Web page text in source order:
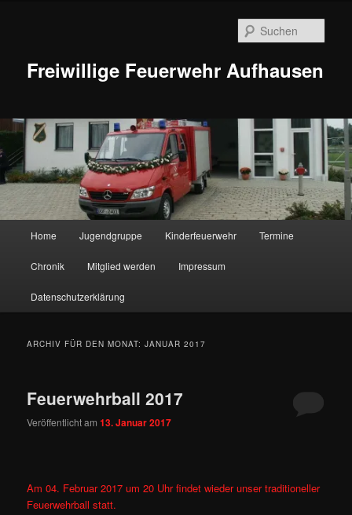
Freiwillige Feuerwehr Aufhausen
Home Jugendgruppe Kinderfeuerwehr Termine
Chronik Mitglied werden Impressum
Datenschutzerklärung
ARCHIV FÜR DEN MONAT:JANUAR 2017
Feuerwehrball 2017
Veröffentlicht am13. Januar 2017
Am 04. Februar 2017 um 20 Uhr findet wieder unser traditioneller
Feuerwehrball statt.